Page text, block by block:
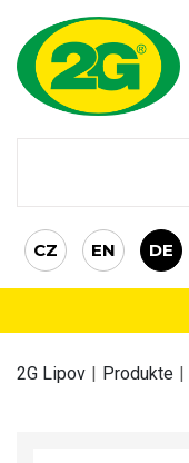
CZ EN DE
2G Lipov | Produkte |